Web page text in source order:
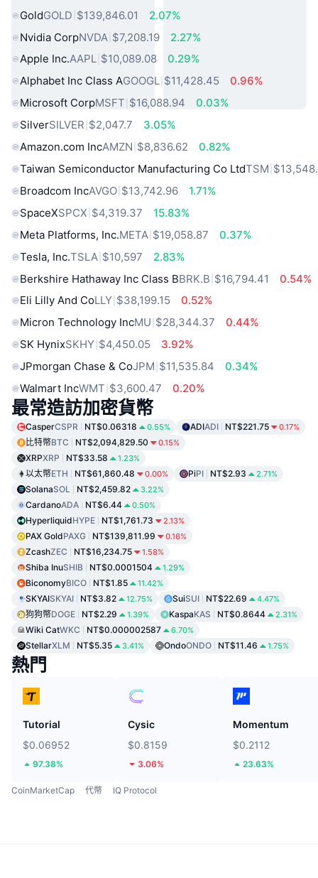
GoldGOLD $139,846.01
2.07%
Nvidia CorpNVDA $7,208.19
2.27%
Apple Inc.AAPL $10,089.08
0.29%
Alphabet Inc Class AGOOGL $11,428.45
0.96%
Microsoft CorpMSFT $16,088.94
0.03%
SilverSILVER $2,047.7
3.05%
Amazon.com IncAMZN $8,836.62
0.82%
Taiwan Semiconductor Manufacturing Co LtdTSM
Broadcom IncAVGO $13,742.96
1.71%
SpaceXSPCX $4,319.37
15.83%
Meta Platforms, Inc.META $19,058.87
0.37%
Tesla, Inc.TSLA $10,597
2.83%
Berkshire Hathaway Inc Class BBRK.B $16,794.41
0.54%
Eli Lilly And CoLLY $38,199.15
0.52%
Micron Technology IncMU $28,344.37
0.44%
SK HynixSKHY $4,450.05
3.92%
JPmorgan Chase & CoJPM $11,535.84
0.34%
Walmart IncWMT $3,600.47 0.20%
最常造訪加密貨幣
CasperCSPR NT$0.06318 0.55% ADIADI NT$221.75 0.17%
比特幣BTC NT$2,094,829.50 0.15%
XRPXRP NT$33.58 1.23%
以太幣ETH NT$61,860.48 0.00% PiPI NT$2.93 2.71%
SolanaSOL NT$2,459.82 3.22%
CardanoADA NT$6.44 0.50%
HyperliquidHYPE NT$1,761.73 2.13%
PAX GoldPAXG NT$139,811.99 0.16%
ZcashZEC NT$16,234.75 1.58%
Shiba InuSHIB NT$0.0001504 1.29%
BiconomyBICO NT$1.85 11.42%
SKYAISKYAI NT$3.82 12.75% SuiSUI NT$22.69 4.47%
狗狗幣DOGE NT$2.29 1.39% KaspaKAS NT$0.8644 2.31%
Wiki CatWKC NT$0.000002587 6.70%
StellarXLM NT$5.35 3.41% OndoONDO NT$11.46 1.75%
熱門
Tutorial
$0.06952
97.38%
Cysic
$0.8159
3.06%
Momentum
$0.2112
23.63%
CoinMarketCap 代幣 IQ Protocol